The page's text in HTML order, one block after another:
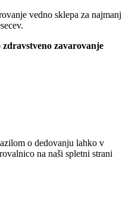
vedno sklepa za najmanj
zavarovanje
o dedovanju lahko v
na naši spletni strani